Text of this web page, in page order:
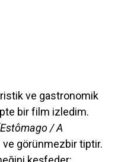
ve gastronomik
bir film izledim.
/ A
ve görünmezbir tiptir.